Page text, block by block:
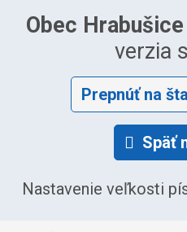
Obec Hrabušice
verzia
Prepnúť na
Späť
Nastavenie veľkosti